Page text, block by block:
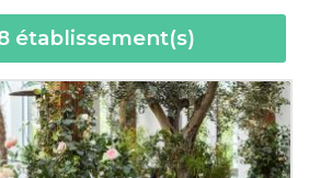
établissement(s)